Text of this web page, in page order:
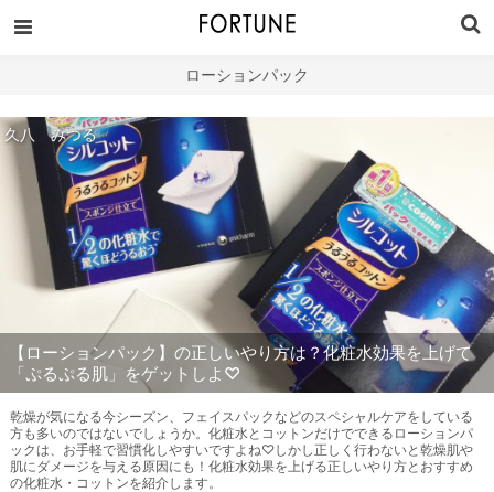
ローションパック
久八 みつる
【ローションパック】の正しいやり方は？化粧水効果を上げて
「ぷるぷる肌」をゲットしよ♡
乾燥が気になる今シーズン、フェイスパックなどのスペシャルケアをしている
方も多いのではないでしょうか。化粧水とコットンだけでできるローションパ
ックは、お手軽で習慣化しやすいですよね♡しかし正しく行わないと乾燥肌や
肌にダメージを与える原因にも！化粧水効果を上げる正しいやり方とおすすめ
の化粧水・コットンを紹介します。